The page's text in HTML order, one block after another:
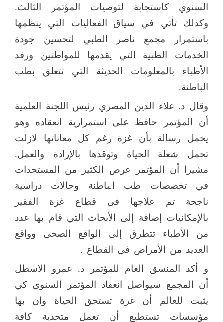
السنوي كاستجابة لتوصيات المؤتمر الثالث.
وكذلك تأتي في سياق الفعاليات التي ينظمها
باستمرار مجمع ناصر الطبي لتحسين جودة
الخدمات الطبية التي يقدمها للمواطنين ورفد
الأطباء بالمعلومات الحديثة التي تتعلق بطب
الباطنة.
وقال د. علاء الدين المصري رئيس اللجنة العلمية
أن المؤتمر حافظ على استمرارية انعقاده وهو
يحمل رسالة بأن غزة رغم كل معاناتها لازلت
تحمل شعلة الحياة وتوقدها بالإرادة والعمل.
مشيرا أن المؤتمر عرض الكثير من المستجدات
في تخصصات طب الباطنة وحالات دراسية
ناجحة تم علاجها في قطاع غزة الفقير
بالإمكانيات إضافة إلى الأبحاث التي قام بها عدد
من الأطباء تتطرق إلى الواقع الصحي وواقع
العديد من الأمراض في القطاع .
و أكد المنسق العام للمؤتمر د. عمرو الاسطل
أن المجمع سيواصل انعقاد المؤتمر السنوي كي
يثبت للعالم أن غزة تستحق الحياة وان بها
مؤسسات تستطيع أن تعمل متحدية كافة